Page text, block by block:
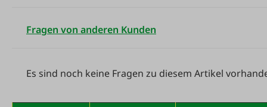
Fragen von anderen Kunden
Es sind noch keine Fragen zu diesem Artikel